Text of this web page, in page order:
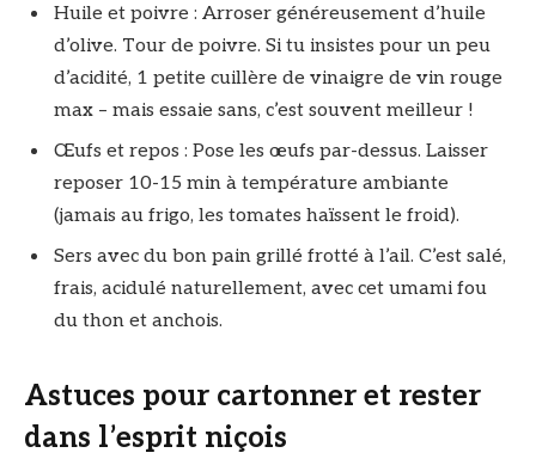
Huile et poivre : Arroser généreusement d’huile
d’olive. Tour de poivre. Si tu insistes pour un peu
d’acidité, 1 petite cuillère de vinaigre de vin rouge
max – mais essaie sans, c’est souvent meilleur !
Œufs et repos : Pose les œufs par-dessus. Laisser
reposer 10-15 min à température ambiante
(jamais au frigo, les tomates haïssent le froid).
Sers avec du bon pain grillé frotté à l’ail. C’est salé,
frais, acidulé naturellement, avec cet umami fou
du thon et anchois.
Astuces pour cartonner et rester
dans l’esprit niçois